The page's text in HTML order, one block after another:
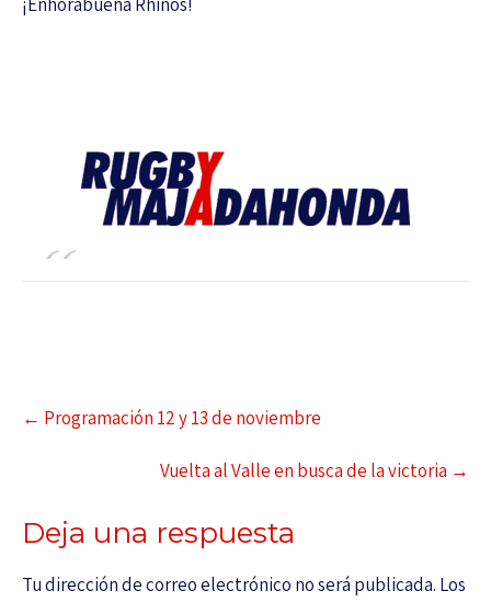
← Programación 12 y 13 de noviembre
Vuelta al Valle en busca de la victoria →
Deja una respuesta
Tu dirección de correo electrónico no será publicada. Los